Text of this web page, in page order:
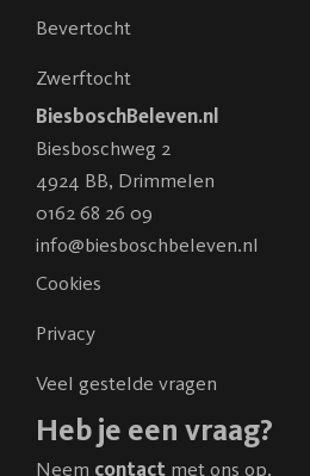
Bevertocht
Zwerftocht
BiesboschBeleven.nl
Biesboschweg 2
4924 BB, Drimmelen
0162 68 26 09
info@biesboschbeleven.nl
Cookies
Privacy
Veel gestelde vragen
Heb je een vraag?
Neem contact met ons op.